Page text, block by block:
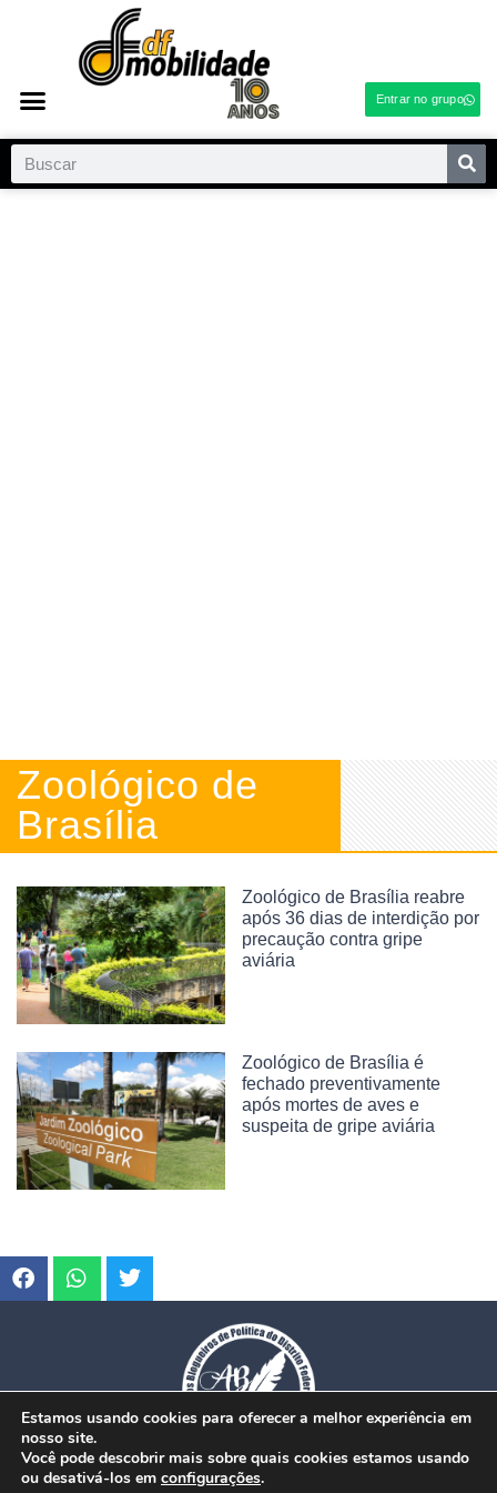
Entrar no grupo
Zoológico de
Brasília
Zoológico de Brasília reabre
após 36 dias de interdição por
precaução contra gripe
aviária
Zoológico de Brasília é
fechado preventivamente
após mortes de aves e
suspeita de gripe aviária
Estamos usando cookies para oferecer a melhor experiência em
nosso site.
Você pode descobrir mais sobre quais cookies estamos usando
ou desativá-los em configurações.